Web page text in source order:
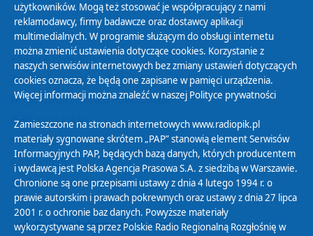
Polityka Prywatności
Zasady korzystania z Serwisu
Organizacje Pożytku Publicznego
Cyfryzacja DAB+
Polityka ochrony danych osobowych
Abonament
Zamówienia publiczne
Biuletyn Informacji Publicznej
użytkowników. Mogą też stosować je współpracujący z nami
reklamodawcy, firmy badawcze oraz dostawcy aplikacji
multimedialnych. W programie służącym do obsługi internetu
można zmienić ustawienia dotyczące cookies. Korzystanie z
naszych serwisów internetowych bez zmiany ustawień dotyczących
cookies oznacza, że będą one zapisane w pamięci urządzenia.
Więcej informacji można znaleźć w naszej Polityce prywatności
Zamieszczone na stronach internetowych www.radiopik.pl
materiały sygnowane skrótem „PAP” stanowią element Serwisów
Informacyjnych PAP, będących bazą danych, których producentem
i wydawcą jest Polska Agencja Prasowa S.A. z siedzibą w Warszawie.
Chronione są one przepisami ustawy z dnia 4 lutego 1994 r. o
prawie autorskim i prawach pokrewnych oraz ustawy z dnia 27 lipca
2001 r. o ochronie baz danych. Powyższe materiały
wykorzystywane są przez Polskie Radio Regionalną Rozgłośnię w